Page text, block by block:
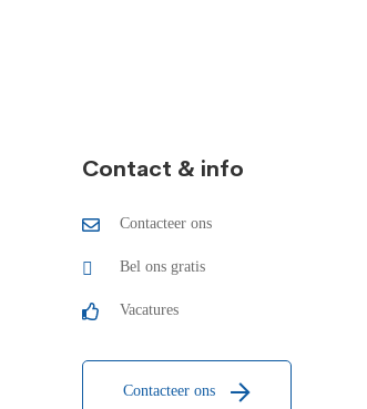
Contact & info
Contacteer ons
Bel ons gratis
Vacatures
Contacteer ons